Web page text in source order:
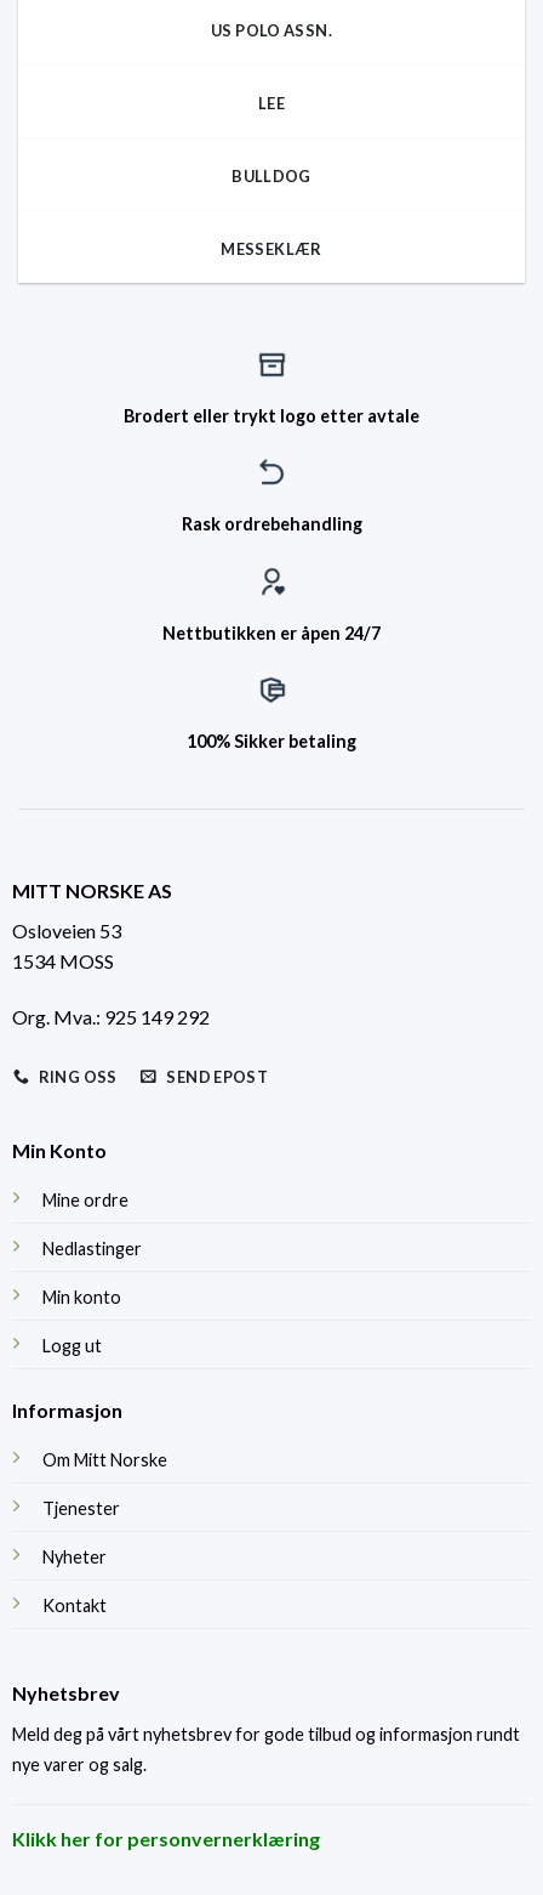
US POLO ASSN.
LEE
BULLDOG
MESSEKLÆR
Brodert eller trykt logo etter avtale
Rask ordrebehandling
Nettbutikken er åpen 24/7
100% Sikker betaling
MITT NORSKE AS
Osloveien 53
1534 MOSS
Org. Mva.: 925 149 292
RING OSS SEND EPOST
Min Konto
Mine ordre
Nedlastinger
Min konto
Logg ut
Informasjon
Om Mitt Norske
Tjenester
Nyheter
Kontakt
Nyhetsbrev
Meld deg på vårt nyhetsbrev for gode tilbud og informasjon rundt
nye varer og salg.
Klikk her for personvernerklæring